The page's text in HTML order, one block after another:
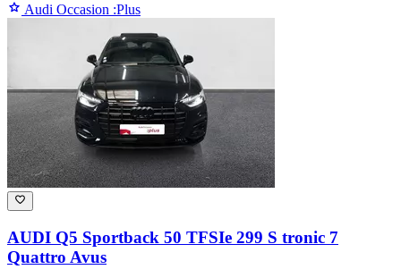
Audi Occasion :Plus
AUDI Q5 Sportback 50 TFSIe 299 S tronic 7
Quattro Avus